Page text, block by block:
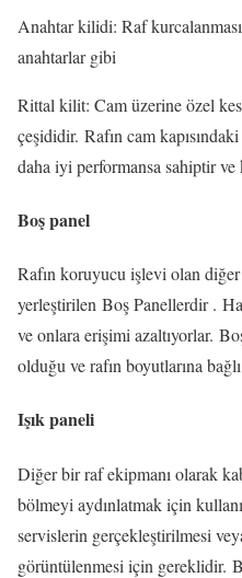
Anahtar kilidi: Raf
anahtarlar gibi
Rittal kilit: Cam üzerine özel
çeşididir. Rafın cam
daha iyi performansa sahiptir ve
Boş panel
Rafın koruyucu işlevi olan
yerleştirilen Boş Panellerdir .
ve onlara erişimi azaltıyorlar.
olduğu ve rafın boyutlarına
Işık paneli
Diğer bir raf ekipmanı olarak
bölmeyi aydınlatmak için
servislerin gerçekleştirilmesi
görüntülenmesi için gereklidir.